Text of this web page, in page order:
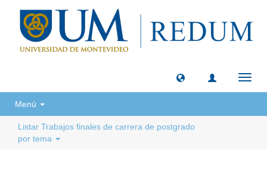
Menú
Listar Trabajos finales de carrera de postgrado
por tema